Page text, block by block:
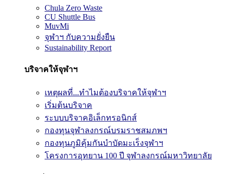
Chula Zero Waste
CU Shuttle Bus
MuvMi
จุฬาฯ กับความยั่งยืน
Sustainability Report
บริจาคให้จุฬาฯ
เหตุผลที่...ทำไมต้องบริจาคให้จุฬาฯ
เริ่มต้นบริจาค
ระบบบริจาคอิเล็กทรอนิกส์
กองทุนจุฬาลงกรณ์บรมราชสมภพฯ
กองทุนภูมิคุ้มกันบำบัดมะเร็งจุฬาฯ
โครงการอุทยาน 100 ปี จุฬาลงกรณ์มหาวิทยาลัย